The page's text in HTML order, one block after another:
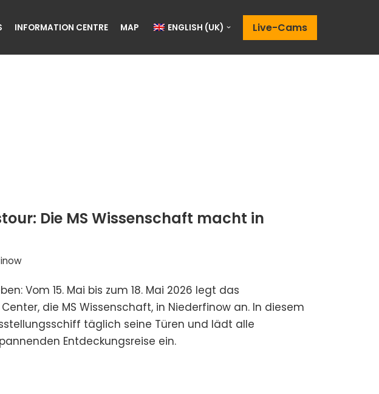
INFORMATION CENTRE MAP ENGLISH (UK) Live-Cams
Die MS Wissenschaft macht in
Vom 15. Mai bis zum 18. Mai 2026 legt das
die MS Wissenschaft, in Niederfinow an. In diesem
täglich seine Türen und lädt alle
Entdeckungsreise ein.